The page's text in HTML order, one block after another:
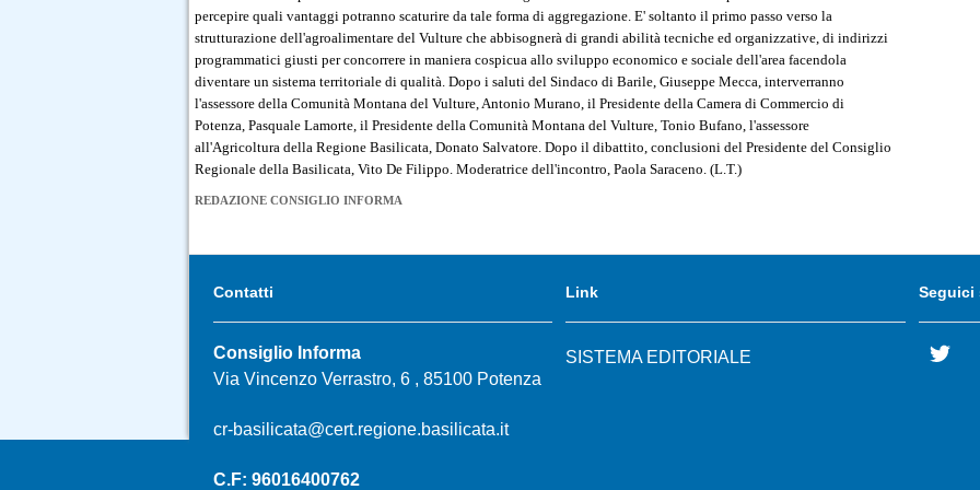
percepire quali vantaggi potranno scaturire da tale forma di aggregazione. E' soltanto il primo passo verso la
strutturazione dell'agroalimentare del Vulture che abbisognerà di grandi abilità tecniche ed organizzative, di indirizzi
programmatici giusti per concorrere in maniera cospicua allo sviluppo economico e sociale dell'area facendola
diventare un sistema territoriale di qualità. Dopo i saluti del Sindaco di Barile, Giuseppe Mecca, interverranno
l'assessore della Comunità Montana del Vulture, Antonio Murano, il Presidente della Camera di Commercio di
Potenza, Pasquale Lamorte, il Presidente della Comunità Montana del Vulture, Tonio Bufano, l'assessore
all'Agricoltura della Regione Basilicata, Donato Salvatore. Dopo il dibattito, conclusioni del Presidente del Consiglio
Regionale della Basilicata, Vito De Filippo. Moderatrice dell'incontro, Paola Saraceno. (L.T.)
REDAZIONE CONSIGLIO INFORMA
Contatti
Consiglio Informa
Via Vincenzo Verrastro, 6 , 85100 Potenza
cr-basilicata@cert.regione.basilicata.it
C.F: 96016400762
Link
SISTEMA EDITORIALE
Seguici